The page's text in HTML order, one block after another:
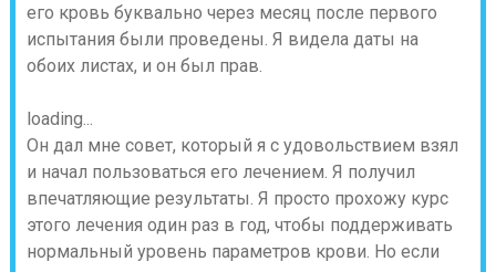
его кровь буквально через месяц после первого
испытания были проведены. Я видела даты на
обоих листах, и он был прав.
loading...
Он дал мне совет, который я с удовольствием взял
и начал пользоваться его лечением. Я получил
впечатляющие результаты. Я просто прохожу курс
этого лечения один раз в год, чтобы поддерживать
нормальный уровень параметров крови. Но если